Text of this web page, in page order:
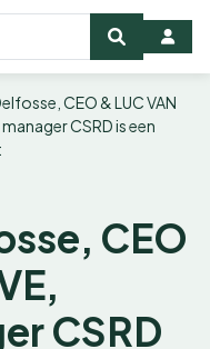
CEO & LUC VAN
CSRD is een
CEO
CSRD